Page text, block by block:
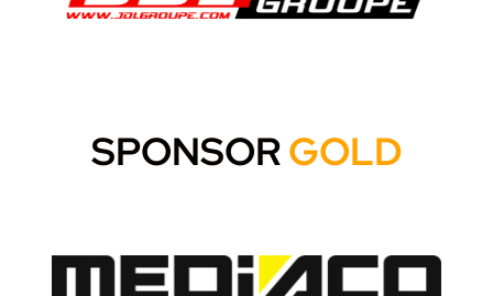
SPONSORGOLD